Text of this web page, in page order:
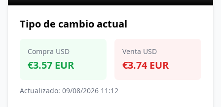
Tipo de cambio actual
Compra USD
€3.57 EUR
Venta USD
€3.74 EUR
Actualizado: 09/08/2026 11:12